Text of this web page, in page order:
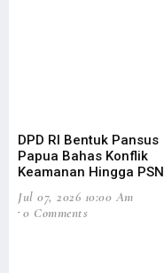
DPD RI Bentuk Pansus
Papua Bahas Konflik
Keamanan Hingga PSN
Jul 07, 2026 10:00 Am
0 Comments